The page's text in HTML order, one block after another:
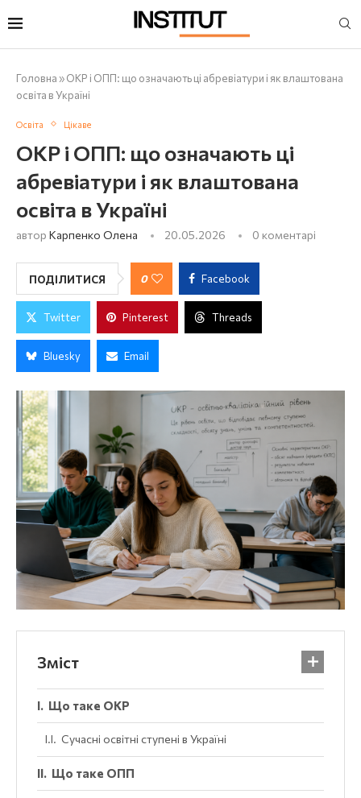
Головна »ОКР і ОПП: що означають ці абревіатури і як влаштована
освіта в Україні
Освіта Цікаве
ОКР і ОПП: що означають ці
абревіатури і як влаштована
освіта в Україні
автор Карпенко Олена 20.05.2026 0 коментарі
ПОДІЛИТИСЯ 0 Facebook
Twitter Pinterest Threads
Bluesky Email
Зміст
Що таке ОКР
Сучасні освітні ступені в Україні
Що таке ОПП